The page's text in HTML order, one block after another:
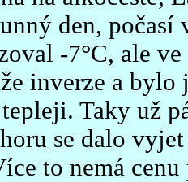
den, počasí
-7°C, ale
inverze a bylo
Taky už
se dalo
to nemá